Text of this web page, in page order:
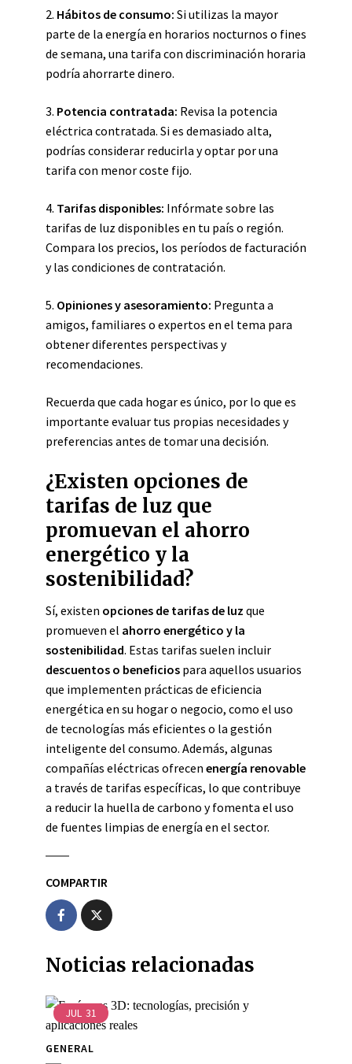
2. Hábitos de consumo: Si utilizas la mayor
parte de la energía en horarios nocturnos o fines
de semana, una tarifa con discriminación horaria
podría ahorrarte dinero.
3. Potencia contratada: Revisa la potencia
eléctrica contratada. Si es demasiado alta,
podrías considerar reducirla y optar por una
tarifa con menor coste fijo.
4. Tarifas disponibles: Infórmate sobre las
tarifas de luz disponibles en tu país o región.
Compara los precios, los períodos de facturación
y las condiciones de contratación.
5. Opiniones y asesoramiento: Pregunta a
amigos, familiares o expertos en el tema para
obtener diferentes perspectivas y
recomendaciones.
Recuerda que cada hogar es único, por lo que es
importante evaluar tus propias necesidades y
preferencias antes de tomar una decisión.
¿Existen opciones de
tarifas de luz que
promuevan el ahorro
energético y la
sostenibilidad?
Sí, existen opciones de tarifas de luz que
promueven el ahorro energético y la
sostenibilidad. Estas tarifas suelen incluir
descuentos o beneficios para aquellos usuarios
que implementen prácticas de eficiencia
energética en su hogar o negocio, como el uso
de tecnologías más eficientes o la gestión
inteligente del consumo. Además, algunas
compañías eléctricas ofrecen energía renovable
a través de tarifas específicas, lo que contribuye
a reducir la huella de carbono y fomenta el uso
de fuentes limpias de energía en el sector.
COMPARTIR
Noticias relacionadas
JUL 31
GENERAL